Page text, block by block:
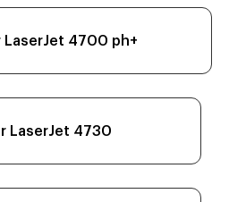
LaserJet 4700 ph+
LaserJet 4730